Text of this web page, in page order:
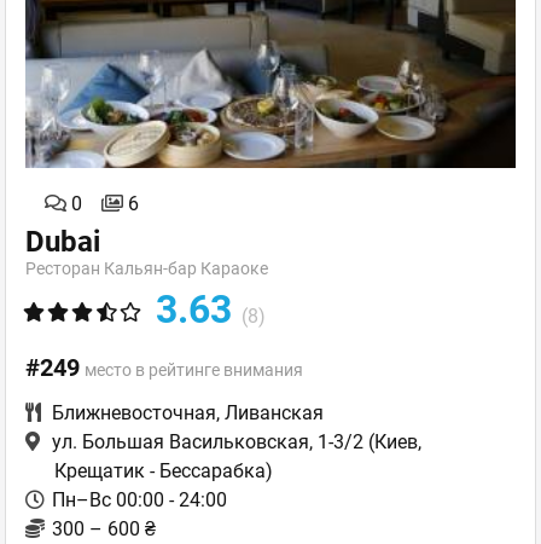
0 6
Dubai
Ресторан Кальян-бар Караоке
3.63 (8)
#249 место в рейтинге внимания
Ближневосточная, Ливанская
ул. Большая Васильковская, 1-3/2 (Киев,
Крещатик - Бессарабка)
Пн–Вс 00:00 - 24:00
300 – 600 ₴